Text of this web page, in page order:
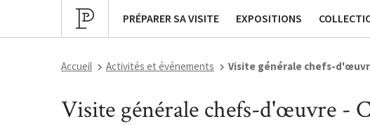
PRÉPARER SA VISITE
Programmation culturelleEXPOSITIONS
Expositions passées
Accueil Activités et événements Visite générale chefs-
Visite générale chefs-d'œuvre -